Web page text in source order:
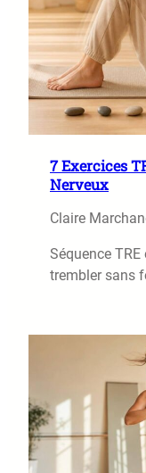
7 Exercices
Nerveux
Claire
Séquence
trembler sans